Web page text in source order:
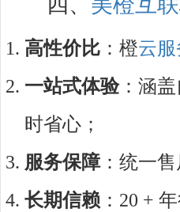
高性价比 ：橙云
一站式体验：涵
时省心；
服务保障：统一
长期信赖 ：20 +